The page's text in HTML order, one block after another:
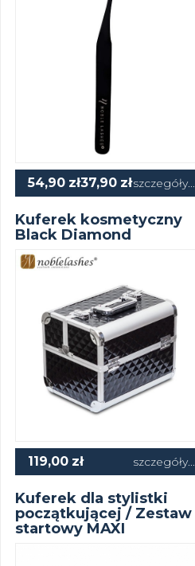
54,90 zł37,90 złszczegóły...
Kuferek kosmetyczny
Black Diamond
119,00 zł szczegóły...
Kuferek dla stylistki
początkującej / Zestaw
startowy MAXI